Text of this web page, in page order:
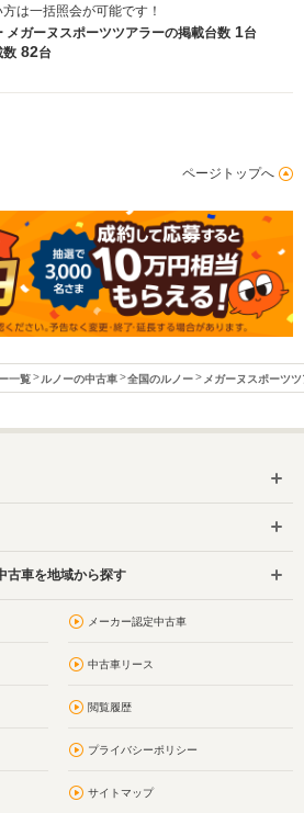
方は一括照会が可能です！
メガーヌスポーツツアラーの掲載台数 1台
数 82台
ページトップへ
一覧 ルノーの中古車 全国のルノー メガーヌスポーツ
古車を地域から探す
メーカー認定中古車
中古車リース
閲覧履歴
プライバシーポリシー
サイトマップ